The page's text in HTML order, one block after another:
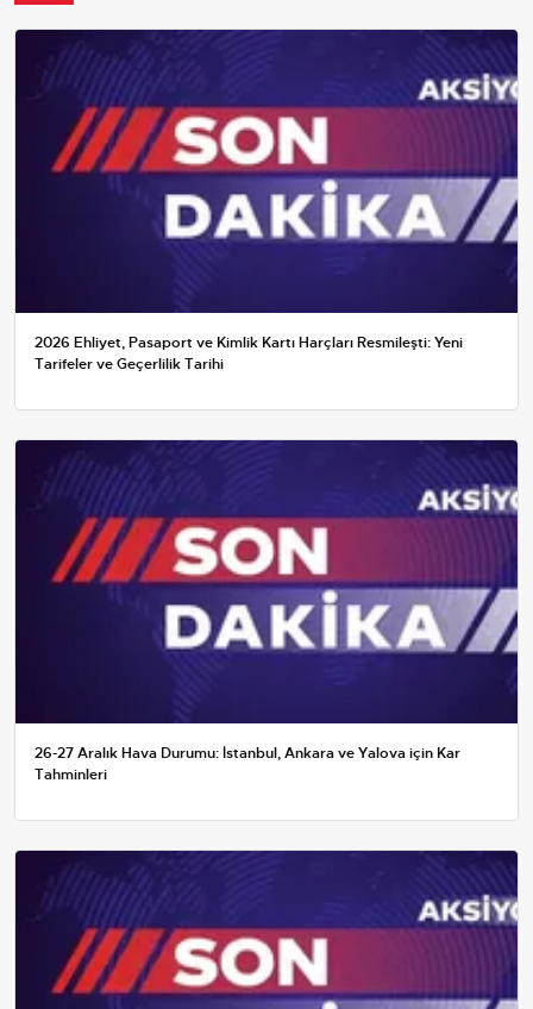
2026 Ehliyet, Pasaport ve Kimlik Kartı Harçları Resmileşti: Yeni
Tarifeler ve Geçerlilik Tarihi
26-27 Aralık Hava Durumu: İstanbul, Ankara ve Yalova için Kar
Tahminleri